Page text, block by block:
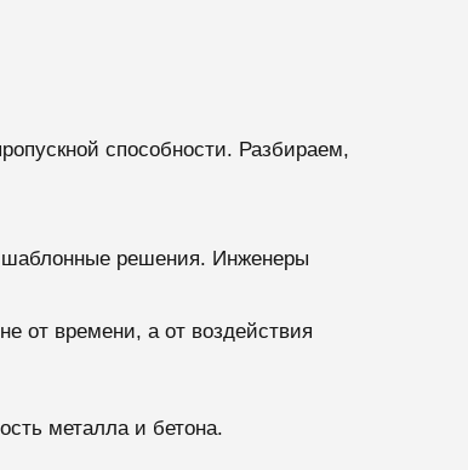
способности. Разбираем,
шаблонные решения. Инженеры
от времени, а от воздействия
металла и бетона.